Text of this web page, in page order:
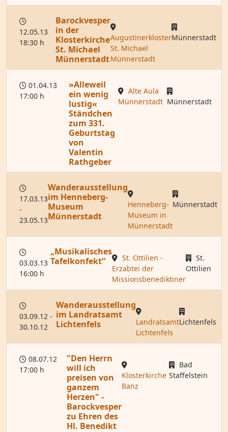
12.05.13
18:30 h
Barockvesper
in der
Klosterkirche
St. Michael
Münnerstadt
Augustinerkloster
St. Michael
Münnerstadt
Münnerstadt
01.04.13
17:00 h
»Alleweil
ein wenig
lustig«
Ständchen
zum 331.
Geburtstag
von
Valentin
Rathgeber
Alte Aula
Münnerstadt Münnerstadt
17.03.13
-
23.05.13
Wanderausstellung
im Henneberg-
Museum
Münnerstadt
Henneberg-
Museum in
Münnerstadt
Münnerstadt
03.03.13
16:00 h
„Musikalisches
Tafelkonfekt“
St. Ottilien -
Erzabtei der
Missionsbenediktiner
St.
Ottilien
03.09.12 -
30.10.12
Wanderausstellung
im Landratsamt
Lichtenfels
Landratsamt
Lichtenfels
Lichtenfels
08.07.12
17:00 h
"Den Herrn
will ich
preisen von
ganzem
Herzen" -
Barockvesper
zu Ehren des
Hl. Benedikt
Klosterkirche
Banz
Bad
Staffelstein